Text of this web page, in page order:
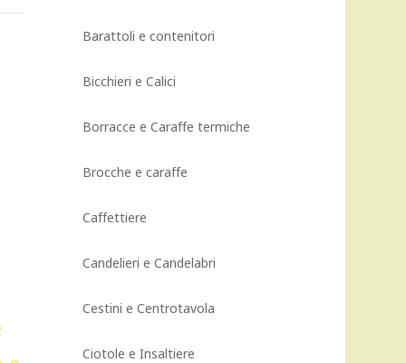
Barattoli e contenitori
Bicchieri e Calici
Borracce e Caraffe termiche
Brocche e caraffe
Caffettiere
Candelieri e Candelabri
Cestini e Centrotavola
Ciotole e Insaltiere